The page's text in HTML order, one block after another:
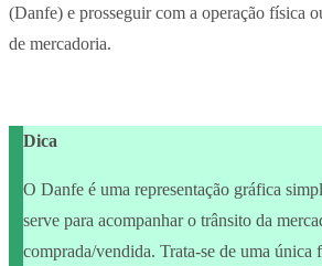
(Danfe) e prosseguir com a operação física
de mercadoria.
Dica
O Danfe é uma representação gráfica
serve para acompanhar o trânsito da
comprada/vendida. Trata-se de uma única